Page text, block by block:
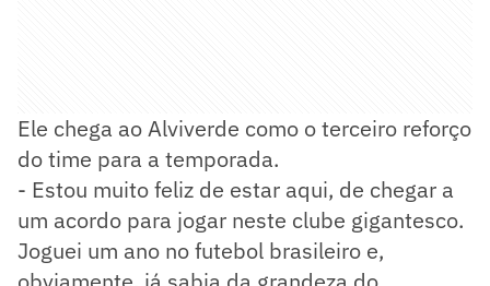
Ele chega ao Alviverde como o terceiro reforço
do time para a temporada.
- Estou muito feliz de estar aqui, de chegar a
um acordo para jogar neste clube gigantesco.
Joguei um ano no futebol brasileiro e,